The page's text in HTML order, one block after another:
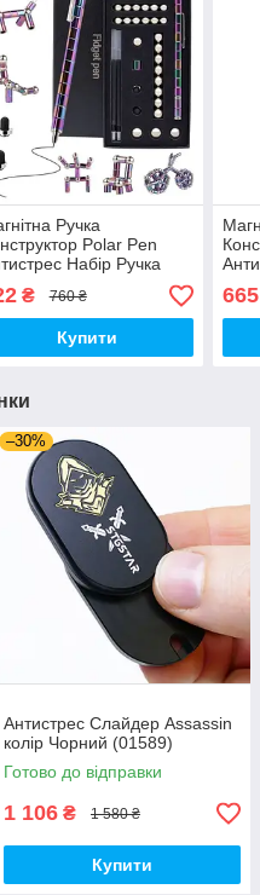
Ручка
Polar Pen
Набір Ручка
Градієнт 30 Кульок
₴ 760 ₴
Купити
665
–30%
Антистрес Слайдер Assassin
колір Чорний (01589)
Готово до відправки
1 106 ₴ 1 580 ₴
Купити